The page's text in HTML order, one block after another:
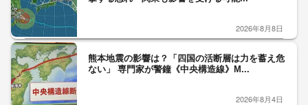
2026年8月8日
熊本地震の影響は？「四国の活断層は力を蓄え危
ない」 専門家が警鐘《中央構造線》M...
2026年8月4日